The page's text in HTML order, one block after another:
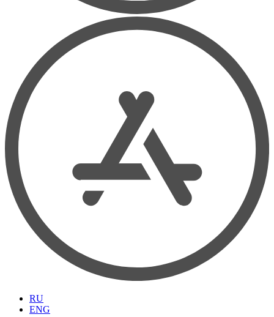
RU
ENG